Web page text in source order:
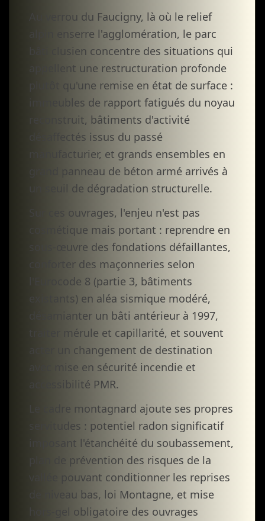
Au verrou du Faucigny, là où le relief
alpin enserre l'agglomération, le parc
bâti clusien concentre des situations qui
appellent une restructuration profonde
plutôt qu'une remise en état de surface :
immeubles de rapport fatigués du noyau
reconstruit, bâtiments d'activité
désaffectés issus du passé
manufacturier, et grands ensembles en
grand panneau de béton armé arrivés à
un seuil de dégradation structurelle.
Sur ces ouvrages, l'enjeu n'est pas
cosmétique mais portant : reprendre en
sous-œuvre des fondations défaillantes,
conforter des maçonneries selon
l'Eurocode 8 (partie 3, bâtiments
existants) en aléa sismique modéré,
désamianter un bâti antérieur à 1997,
traiter mérule et capillarité, et souvent
acter un changement de destination
avec mise en sécurité incendie et
accessibilité PMR.
Le cadre montagnard ajoute ses propres
servitudes : potentiel radon significatif
imposant l'étanchéité du soubassement,
plan de prévention des risques de la
vallée pouvant conditionner les reprises
de niveau bas, loi Montagne, et mise
hors-gel obligatoire des ouvrages